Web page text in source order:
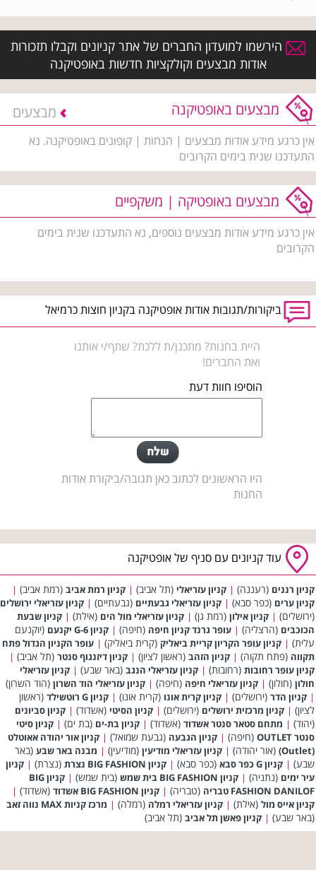
הירשמו למועדון החברים של אתר קניונים וקבלו תזכורות
אודות מבצעים וקולקציות חדשות באופטיקנה
מבצעים באופטיקנה מבצעים
אין כרגע מידע אודות מבצעים | הנחות | קופונים באופטיקנה. נא
התעדכנו שנית בימים הקרובים
מבצעים באופטיקה | משקפיים
אין כרגע מידע אודות מבצעים נוספים, נא התעדכנו שנית בימים
הקרובים
ביקורות/תגובות אודות אופטיקנה בקניון חוצות כרמיאל
היית בחנות? מתכנן/ת ללכת? שתף/י אותנו
ואת החברים!
הוסיפו חוות דעת
היו הראשונים לכתוב כאן תגובה/ביקורת אודות
החנות
עוד קניונים עם סניף של אופטיקנה
קניון רננים (רעננה) | קניון עזריאלי (תל אביב) | קניון רמת אביב (רמת אביב) |
קניון ערים (כפר סבא) | קניון עזריאלי גבעתיים (גבעתיים) | קניון עזריאלי ירושלים
(ירושלים) | קניון אילון (רמת גן) | קניון עזריאלי מול הים (אילת) | קניון שבעת
הכוכבים (הרצליה) | עופר גרנד קניון חיפה (חיפה) | קניון G-6 יקנעם
(יוקנעם
עלית) | קניון עופר הקריון קריית ביאליק (קרית ביאליק) | עופר הקניון הגדול פתח
תקווה (פתח תקוה) | קניון הזהב (ראשון לציון) | קניון דיזנגוף סנטר (תל אביב) |
קניון עופר רחובות (רחובות) | קניון עזריאלי הנגב (באר שבע) | קניון עזריאלי
חולון (חולון) | קניון עזריאלי חיפה (חיפה) | קניון עזריאלי הוד השרון (הוד השרון)
| קניון הדר (ירושלים) | קניון קרית אונו (קרית אונו) | קניון G רוטשילד
(ראשון
לציון) | קניון מרכזית ירושלים (ירושלים) | קניון הסיטי (אשדוד) | קניון סביונים
(יהוד) | מתחם סטאר סנטר אשדוד (אשדוד) | קניון בת-ים (בת ים) | קניון סיטי
סנטר OUTLET
(חיפה) | קניון הגבעה (גבעת שמואל) | קניון אור יהודה אאוטלט
(Outlet)
(אור יהודה) | קניון עזריאלי מודיעין (מודיעין) | מבנה באר שבע (באר
שבע) | קניון G כפר סבא (כפר סבא) | קניון BIG FASHION נצרת (נצרת) | קניון
עיר ימים (נתניה) | קניון BIG FASHION בית שמש (בית שמש) |
קניון BIG
FASHION DANILOF טבריה
(טבריה) | קניון BIG FASHION אשדוד (אשדוד) |
קניון אייס מול (אילת) | קניון עזריאלי רמלה (רמלה) | מרכז קניות MAX נווה זאב
(באר שבע) | קניון פאשן תל אביב (תל אביב)